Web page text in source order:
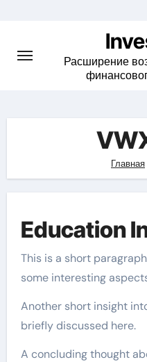
content
Расширение
Главная
Education
This is a short
some interesting
Another short insight
briefly discussed here.
A concluding thought